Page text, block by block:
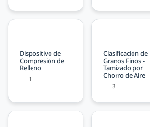
Dispositivo de
Compresión de
Relleno
1
Clasificación de
Granos Finos -
Tamizado por
Chorro de Aire
3